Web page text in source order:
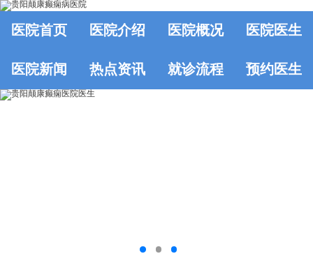
医院首页 医院介绍 医院概况 医院医生
医院新闻 热点资讯 就诊流程 预约医生